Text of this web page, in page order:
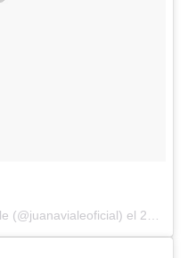
(@juanavialeoficial) el 28 de Dic de 2016 a la(s) 3:10 PST